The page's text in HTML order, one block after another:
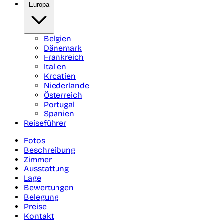
Europa
Belgien
Dänemark
Frankreich
Italien
Kroatien
Niederlande
Österreich
Portugal
Spanien
Reiseführer
Fotos
Beschreibung
Zimmer
Ausstattung
Lage
Bewertungen
Belegung
Preise
Kontakt